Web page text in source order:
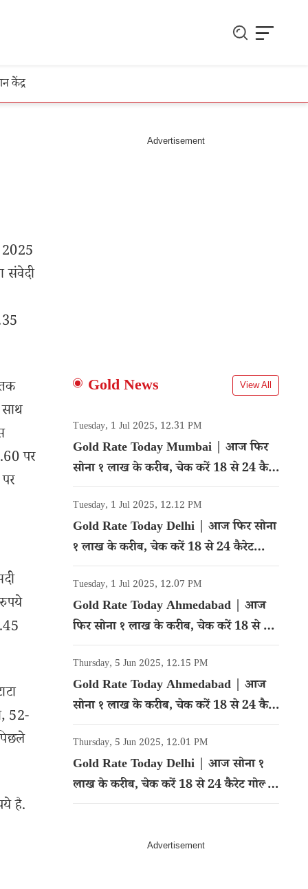
केंद्र
संवेदी
पर
52-
है.
Gold News View All
Tuesday, 1 Jul 2025, 12.31 PM
Gold Rate Today Mumbai | आज फिर
सोना १ लाख के करीब, चेक करें 18 से 24 कैरेट
गोल्ड का रेट
Tuesday, 1 Jul 2025, 12.12 PM
Gold Rate Today Delhi | आज फिर सोना
१ लाख के करीब, चेक करें 18 से 24 कैरेट
गोल्ड का रेट
Tuesday, 1 Jul 2025, 12.07 PM
Gold Rate Today Ahmedabad | आज
फिर सोना १ लाख के करीब, चेक करें 18 से 24
कैरेट गोल्ड का रेट
Thursday, 5 Jun 2025, 12.15 PM
Gold Rate Today Ahmedabad | आज
सोना १ लाख के करीब, चेक करें 18 से 24 कैरेट
गोल्ड का रेट
Thursday, 5 Jun 2025, 12.01 PM
Gold Rate Today Delhi | आज सोना १
लाख के करीब, चेक करें 18 से 24 कैरेट गोल्ड
का रेट